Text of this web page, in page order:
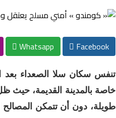
Facebook
Whatsapp
تنفس سكان سلا الصعداء
خاصة بالمدينة القديمة، حيث
طويلة، دون أن تتمكن المصالح